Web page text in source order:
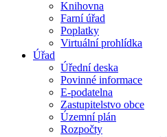
Knihovna
Farní úřad
Poplatky
Virtuální prohlídka
Úřad
Úřední deska
Povinné informace
E-podatelna
Zastupitelstvo obce
Územní plán
Rozpočty